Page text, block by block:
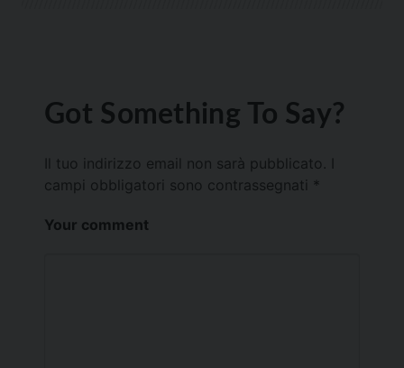
Got Something To Say?
Il tuo indirizzo email non sarà pubblicato.
campi obbligatori sono contrassegnati *
Your comment